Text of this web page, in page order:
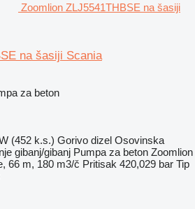
Zoomlion ZLJ5541THBSE na šasiji
na šasiji Scania
za beton
(452 k.s.) Gorivo dizel Osovinska
gibanj/gibanj Pumpa za beton Zoomlion
66 m, 180 m3/č Pritisak 420,029 bar Tip